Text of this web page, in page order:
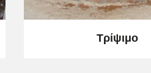
Τρίψιμο